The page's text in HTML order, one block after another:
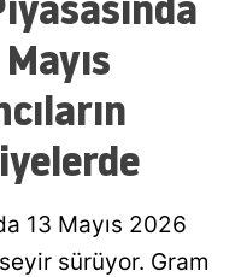
13 Mayıs 2026
sürüyor. Gram